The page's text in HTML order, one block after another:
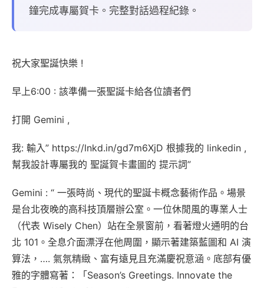
鐘完成專屬賀卡。完整對話過程紀錄。
祝大家聖誕快樂 !
早上6:00 : 該準備一張聖誕卡給各位讀者們
打開 Gemini ,
我: 輸入” https://lnkd.in/gd7m6XjD 根據我的 linkedin ,
幫我設計專屬我的 聖誕賀卡畫圖的 提示詞”
Gemini : “ 一張時尚、現代的聖誕卡概念藝術作品。場景
是台北夜晚的高科技頂層辦公室。一位休閒風的專業人士
（代表 Wisely Chen）站在全景窗前，看著燈火通明的台
北 101。全息介面漂浮在他周圍，顯示著建築藍圖和 AI 演
算法，…. 氣氛精緻、富有遠見且充滿慶祝意涵。底部有優
雅的字體寫著：「Season’s Greetings. Innovate the